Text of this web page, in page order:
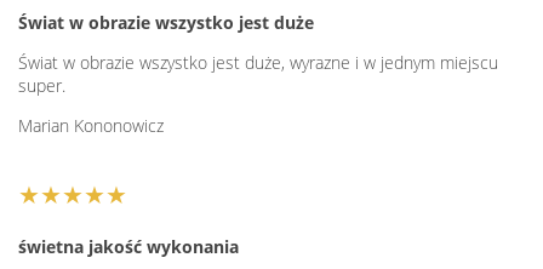
Świat w obrazie wszystko jest duże
Świat w obrazie wszystko jest duże, wyrazne i w jednym miejscu
super.
Marian Kononowicz
★★★★★
świetna jakość wykonania